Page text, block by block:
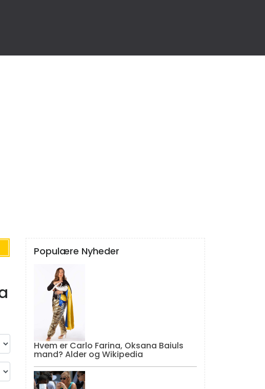
Populære Nyheder
Hvem er Carlo Farina, Oksana Baiuls
mand? Alder og Wikipedia